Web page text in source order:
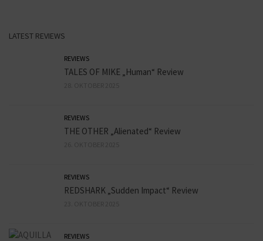
LATEST REVIEWS
REVIEWS
TALES OF MIKE „Human“ Review
REVIEWS
THE OTHER „Alienated“ Review
REVIEWS
REDSHARK „Sudden Impact“ Review
REVIEWS